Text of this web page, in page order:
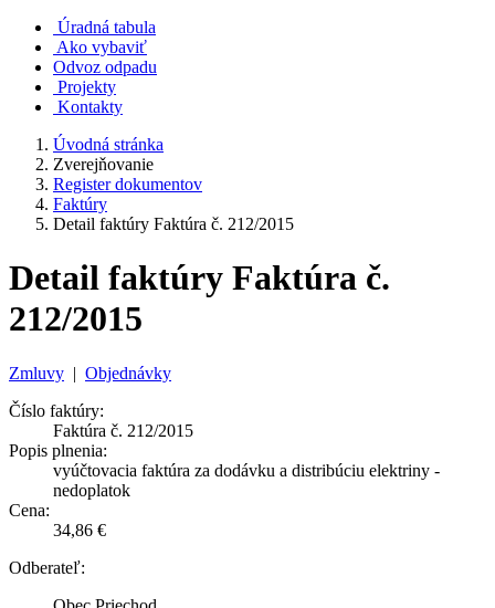
Úradná tabula
Ako vybaviť
Odvoz odpadu
Projekty
Kontakty
Úvodná stránka
Zverejňovanie
Register dokumentov
Faktúry
Detail faktúry Faktúra č. 212/2015
Detail faktúry Faktúra č.
212/2015
Zmluvy | Objednávky
Číslo faktúry:
Faktúra č. 212/2015
Popis plnenia:
vyúčtovacia faktúra za dodávku a distribúciu elektriny -
nedoplatok
Cena:
34,86 €
Odberateľ: